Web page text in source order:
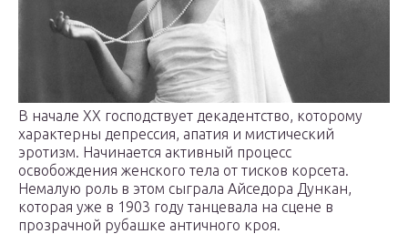
В начале XX господствует декадентство, которому
характерны депрессия, апатия и мистический
эротизм. Начинается активный процесс
освобождения женского тела от тисков корсета.
Немалую роль в этом сыграла Айседора Дункан,
которая уже в 1903 году танцевала на сцене в
прозрачной рубашке античного кроя.